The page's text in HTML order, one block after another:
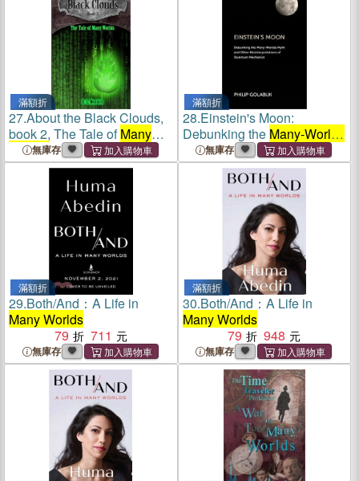
滿額折
27.About the Black Clouds,
book 2, The Tale ofMany
Worlds
無庫存
滿額折
28.Einstein's Moon:
Debunking the Many-Worlds
Myth and Other
Misinterpretations of
Quantum Mechanics
無庫存
滿額折
29.Both/And：A Life in
Many Worlds
79
711
無庫存
滿額折
30.Both/And：A Life in
Many Worlds
79
948
無庫存